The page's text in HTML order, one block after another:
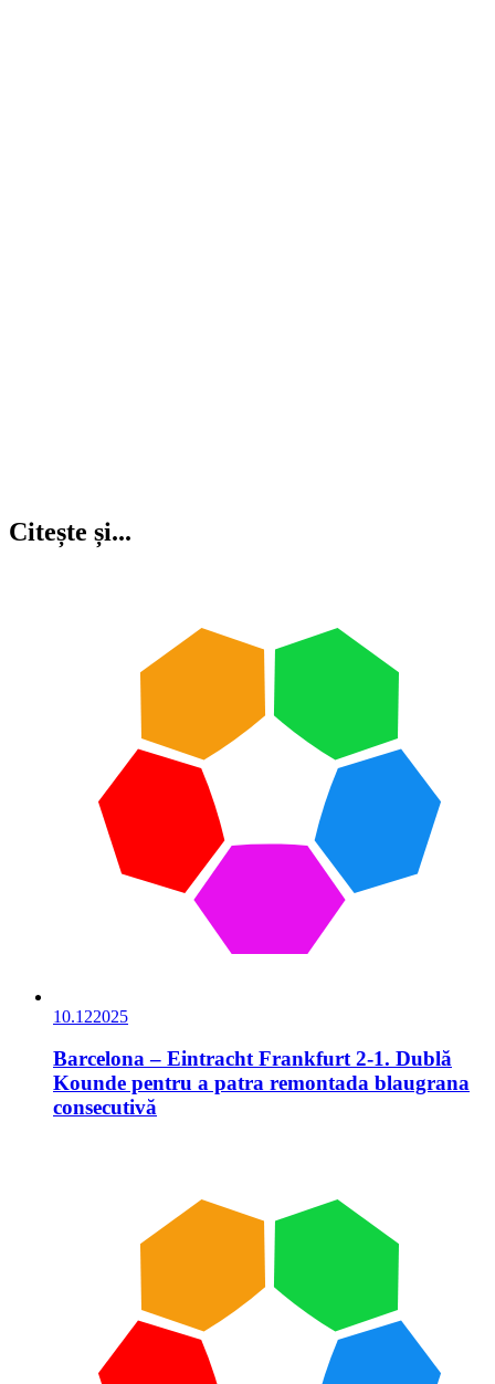
Citește și...
10.122025
Barcelona – Eintracht Frankfurt 2-1. Dublă
Kounde pentru a patra remontada blaugrana
consecutivă